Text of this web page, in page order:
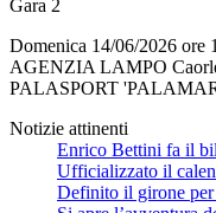
Gara 2
Domenica 14/06/2026 ore
AGENZIA LAMPO
PALASPORT
Notizie attinenti
Enrico Bettini fa il
Ufficializzato il
Definito il girone